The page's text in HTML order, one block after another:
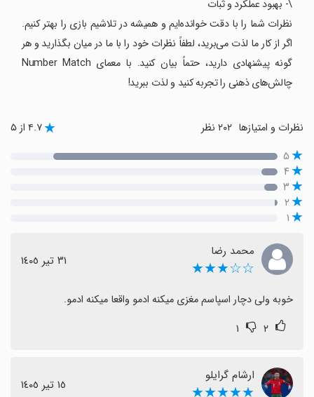
\- بهبود عملکرد و ثبات
نظرات شما را با دقت خوانده‌ایم و همیشه در تلاشیم بازی را بهتر کنیم.
اگر از کار ما لذت می‌برید، لطفاً نظرات خود را با ما در میان بگذارید و هر
گونه پیشنهادی دارید، حتماً بیان کنید. با معمای Number Match
چالش‌های ذهنی را تجربه کنید و لذت ببرید!
نظرات و امتیازها ۴.۷ از ۵
۵
۴
۳
۲
۱
محمد رضا
☆☆★★★ ٣١ تیر ١٤٠٥
خوبه ولی دچار اسپاسم مغزی میکنه ادمو واقعا میکنه ادمو.
۲ ۱
ارشام گرایلو
١٥ تیر ١٤٠٥